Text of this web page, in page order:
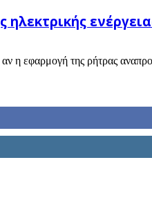
εφαρμογή της ρήτρας